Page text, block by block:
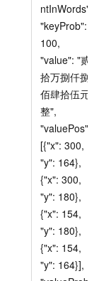
ntInWords",
"keyProb":
100,
"value": "贰
拾万捌仟捌
佰肆拾伍元
整",
"valuePos":
[{"x": 300,
"y": 164},
{"x": 300,
"y": 180},
{"x": 154,
"y": 180},
{"x": 154,
"y": 164}],